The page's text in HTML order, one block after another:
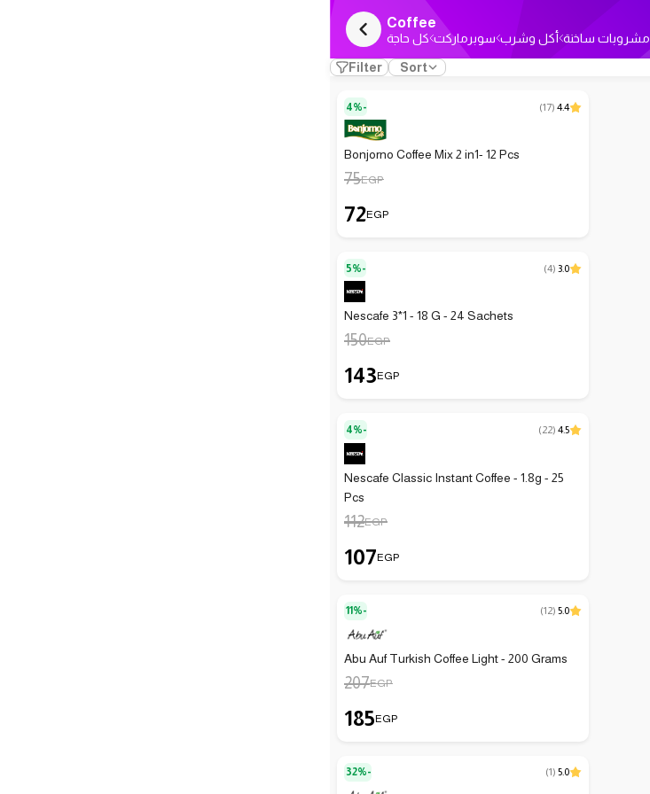
Coffee
كل حاجة سوبرماركت أكل وشرب مشروبات ساخنة
Filter Sort
4%- (17) 4.4
Bonjorno Coffee Mix 2 in1- 12 Pcs
75EGP
72EGP
5%- (4) 3.0
Nescafe 3*1 - 18 G - 24 Sachets
150EGP
143EGP
4%- (22) 4.5
Nescafe Classic Instant Coffee - 1.8g - 25
Pcs
112EGP
107EGP
11%- (12) 5.0
Abu Auf Turkish Coffee Light - 200 Grams
207EGP
185EGP
32%- (1) 5.0